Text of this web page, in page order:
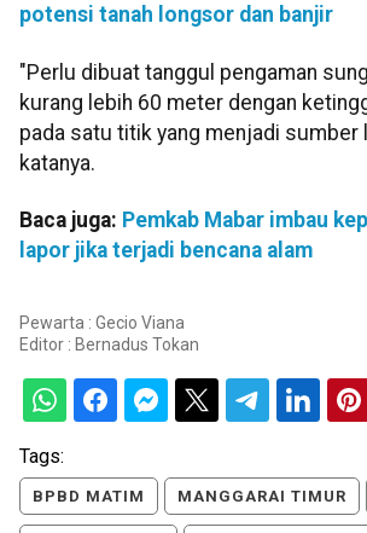
potensi tanah longsor dan banjir
"Perlu dibuat tanggul pengaman
kurang lebih 60 meter dengan
pada satu titik yang menjadi sumber
katanya.
Baca juga: Pemkab Mabar imbau
lapor jika terjadi bencana alam
Pewarta : Gecio Viana
Editor : Bernadus Tokan
Tags:
BPBD MATIM MANGGARAI TIMUR